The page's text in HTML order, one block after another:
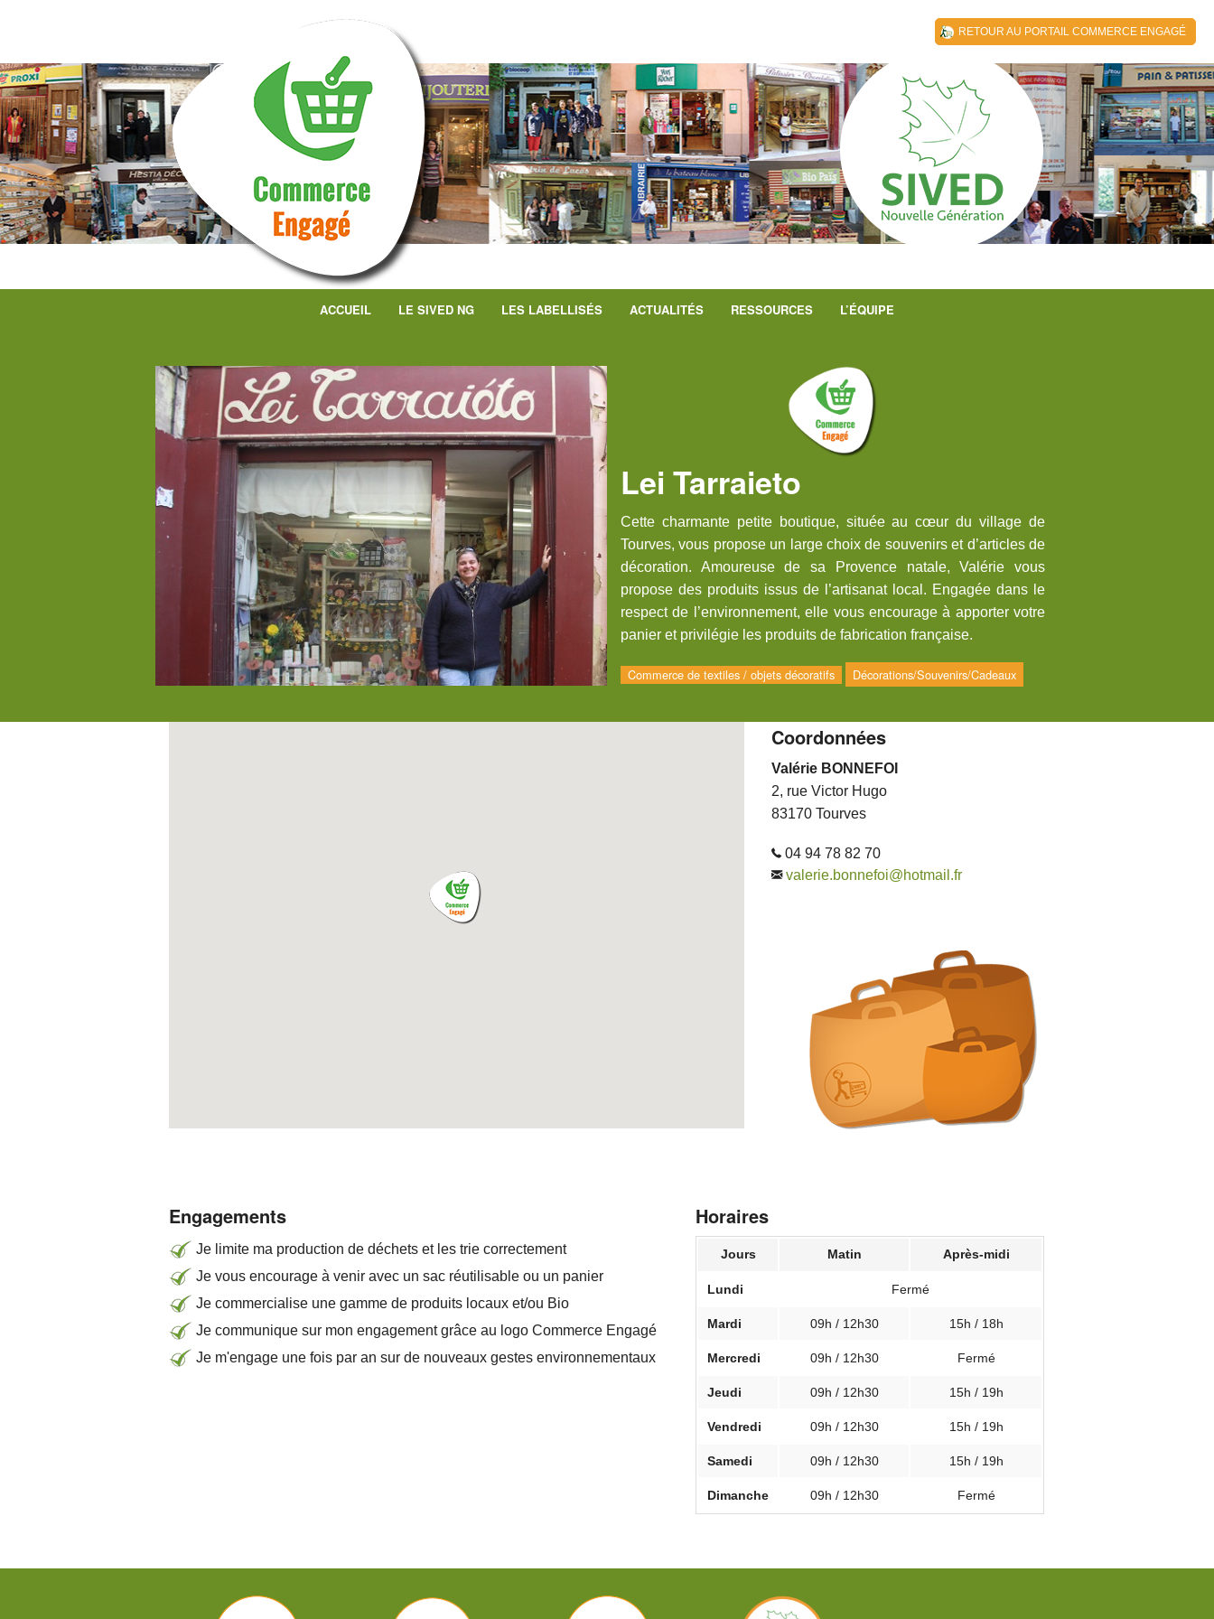
RETOUR AU PORTAIL COMMERCE ENGAGÉ
ACCUEIL LE SIVED NG LES LABELLISÉS ACTUALITÉS RESSOURCES L’ÉQUIPE
Lei Tarraieto
Cette charmante petite boutique, située au cœur du village de
Tourves, vous propose un large choix de souvenirs et d’articles de
décoration. Amoureuse de sa Provence natale, Valérie vous
propose des produits issus de l’artisanat local. Engagée dans le
respect de l’environnement, elle vous encourage à apporter votre
panier et privilégie les produits de fabrication française.
Commerce de textiles / objets décoratifs Décorations/Souvenirs/Cadeaux
Coordonnées
Valérie BONNEFOI
2, rue Victor Hugo
83170 Tourves
04 94 78 82 70
valerie.bonnefoi@hotmail.fr
Engagements
Je limite ma production de déchets et les trie correctement
Je vous encourage à venir avec un sac réutilisable ou un panier
Je commercialise une gamme de produits locaux et/ou Bio
Je communique sur mon engagement grâce au logo Commerce Engagé
Je m'engage une fois par an sur de nouveaux gestes environnementaux
Horaires
Jours Matin Après-midi
Lundi Fermé
Mardi 09h / 12h30 15h / 18h
Mercredi 09h / 12h30 Fermé
Jeudi 09h / 12h30 15h / 19h
Vendredi 09h / 12h30 15h / 19h
Samedi 09h / 12h30 15h / 19h
Dimanche 09h / 12h30 Fermé